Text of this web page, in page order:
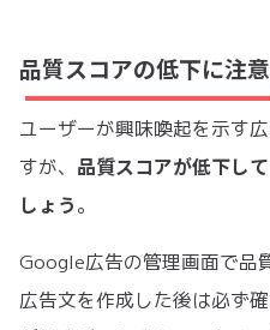
品質スコアの低下に注
ユーザーが興味喚起を示す
すが、 品質スコアが低下し
しょう。
Google広告の管理画面で品
広告文を作成した後は必ず確